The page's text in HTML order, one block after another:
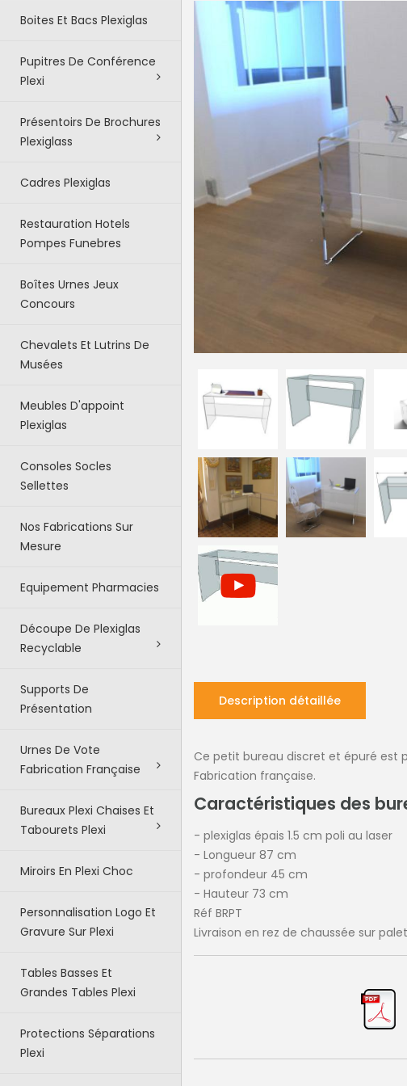
Boites Et Bacs Plexiglas
Pupitres De Conférence
Plexi
Présentoirs De Brochures
Plexiglass
Cadres Plexiglas
Restauration Hotels
Pompes Funebres
Boîtes Urnes Jeux
Concours
Chevalets Et Lutrins De
Musées
Meubles D'appoint
Plexiglas
Consoles Socles
Sellettes
Nos Fabrications Sur
Mesure
Equipement Pharmacies
Découpe De Plexiglas
Recyclable
Supports De
Présentation
Urnes De Vote
Fabrication Française
Bureaux Plexi Chaises Et
Tabourets Plexi
Miroirs En Plexi Choc
Personnalisation Logo Et
Gravure Sur Plexi
Tables Basses Et
Grandes Tables Plexi
Protections Séparations
Plexi
Description détaillée
Ce petit bureau discret et épuré est
Fabrication française.
Caractéristiques des
- plexiglas épais 1.5 cm poli au laser
- Longueur 87 cm
- profondeur 45 cm
- Hauteur 73 cm
Réf BRPT
Livraison en rez de chaussée sur